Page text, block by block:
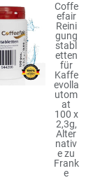
Coffe
efair
Reini
gung
stabl
etten
für
Kaffe
evolla
utom
at
100 x
2,3g,
Alter
nativ
e zu
Frank
e